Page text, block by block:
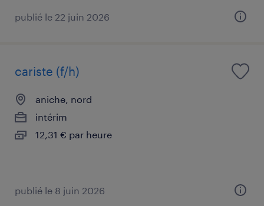
publié le 22 juin 2026
cariste (f/h)
aniche, nord
intérim
12,31 € par heure
publié le 8 juin 2026